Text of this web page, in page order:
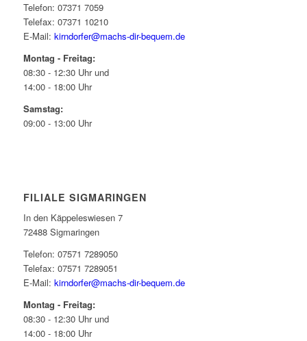
Telefon: 07371 7059
Telefax: 07371 10210
E-Mail: kirndorfer@machs-dir-bequem.de
Montag - Freitag:
08:30 - 12:30 Uhr und
14:00 - 18:00 Uhr
Samstag:
09:00 - 13:00 Uhr
FILIALE SIGMARINGEN
In den Käppeleswiesen 7
72488 Sigmaringen
Telefon: 07571 7289050
Telefax: 07571 7289051
E-Mail: kirndorfer@machs-dir-bequem.de
Montag - Freitag:
08:30 - 12:30 Uhr und
14:00 - 18:00 Uhr